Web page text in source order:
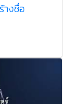
างชื่อ